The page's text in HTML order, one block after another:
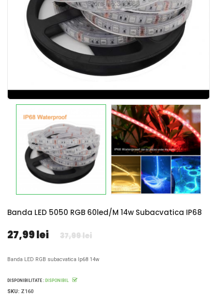
Banda LED 5050 RGB 60led/m 14w Subacvatica IP68
27,99 lei 37,99 lei
Banda LED RGB subacvatica Ip68 14w
DISPONIBILITATE : DISPONIBIL
SKU: Z160